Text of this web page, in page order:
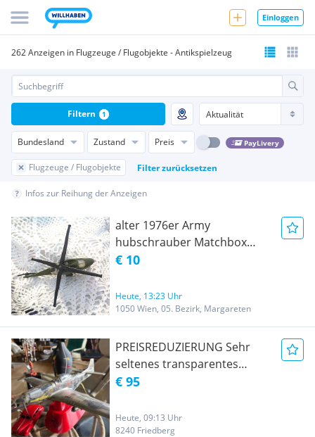
Einloggen
262 Anzeigen in Flugzeuge / Flugobjekte - Antikspielzeug
Bundesland Zustand Preis PayLivery
Flugzeuge / Flugobjekte Filter zurücksetzen
Filtern 1
Infos zur Reihung der Anzeigen
alter 1976er Army
hubschrauber Matchbox
modell
€ 10
Heute, 13:23 Uhr
1050 Wien, 05. Bezirk, Margareten
PREISREDUZIERUNG Sehr
seltenes transparentes
vintage Flugzeug Modell
Kontrollsockel
€ 95
Heute, 09:13 Uhr
8240 Friedberg